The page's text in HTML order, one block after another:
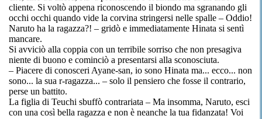
cliente. Si voltò appena riconoscendo il biondo ma sgranando gli
occhi occhi quando vide la corvina stringersi nelle spalle – Oddio!
Naruto ha la ragazza?! – gridò e immediatamente Hinata si sentì
mancare.
Si avviciò alla coppia con un terribile sorriso che non presagiva
niente di buono e cominciò a presentarsi alla sconosciuta.
– Piacere di conosceri Ayane-san, io sono Hinata ma... ecco... non
sono... la sua r-ragazza... – solo il pensiero che fosse il contrario,
perse un battito.
La figlia di Teuchi sbuffò contrariata – Ma insomma, Naruto, esci
con una così bella ragazza e non è neanche la tua fidanzata! Voi